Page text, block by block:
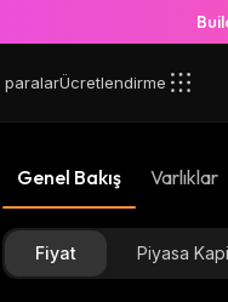
paralarÜcretlendirme
Genel Bakış Varlıklar
Fiyat Piyasa